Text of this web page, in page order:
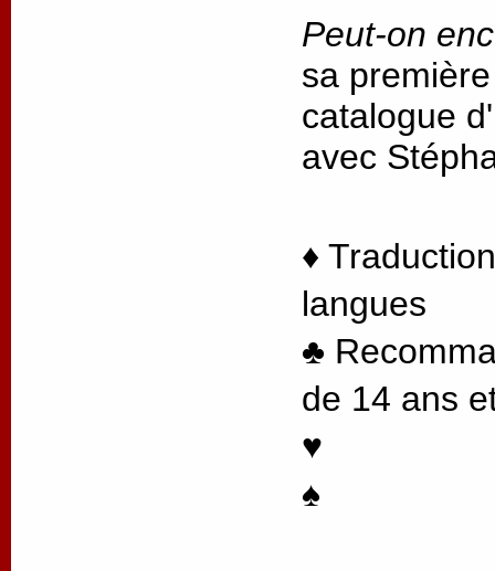
Peut-on
sa
catalogue
avec
♦
langues
♣
de 14 ans
♥
♠